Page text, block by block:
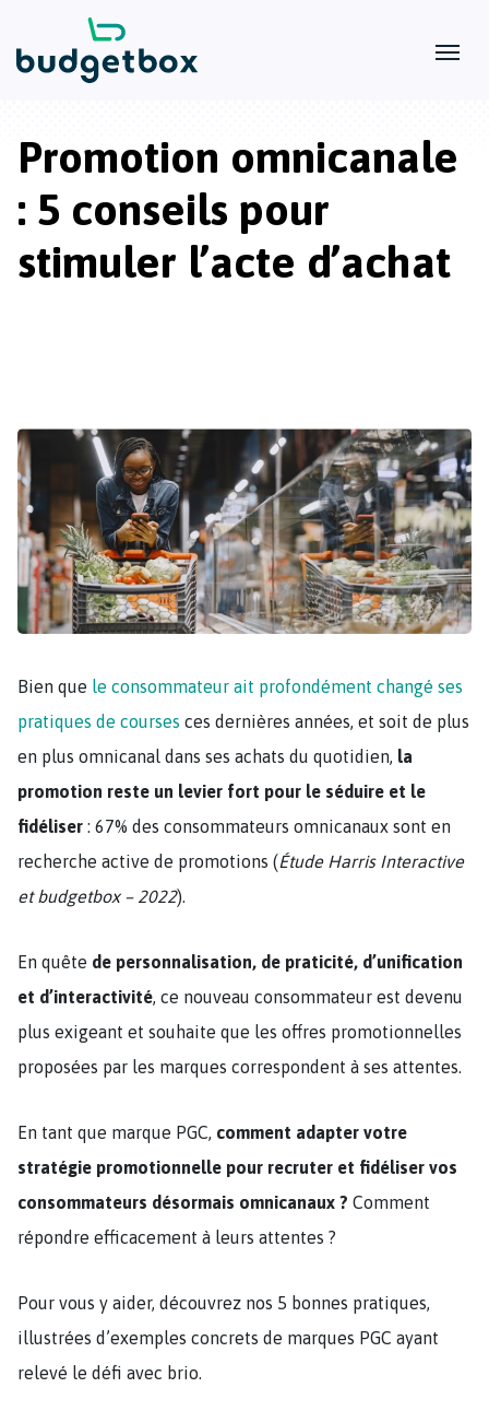
Promotion omnicanale
: 5 conseils pour
stimuler l’acte d’achat
Bien que le consommateur ait profondément changé ses
pratiques de courses ces dernières années, et soit de plus
en plus omnicanal dans ses achats du quotidien, la
promotion reste un levier fort pour le séduire et le
fidéliser : 67% des consommateurs omnicanaux sont en
recherche active de promotions (Étude Harris Interactive
et budgetbox – 2022).
En quête de personnalisation, de praticité, d’unification
et d’interactivité, ce nouveau consommateur est devenu
plus exigeant et souhaite que les offres promotionnelles
proposées par les marques correspondent à ses attentes.
En tant que marque PGC, comment adapter votre
stratégie promotionnelle pour recruter et fidéliser vos
consommateurs désormais omnicanaux ? Comment
répondre efficacement à leurs attentes ?
Pour vous y aider, découvrez nos 5 bonnes pratiques,
illustrées d’exemples concrets de marques PGC ayant
relevé le défi avec brio.